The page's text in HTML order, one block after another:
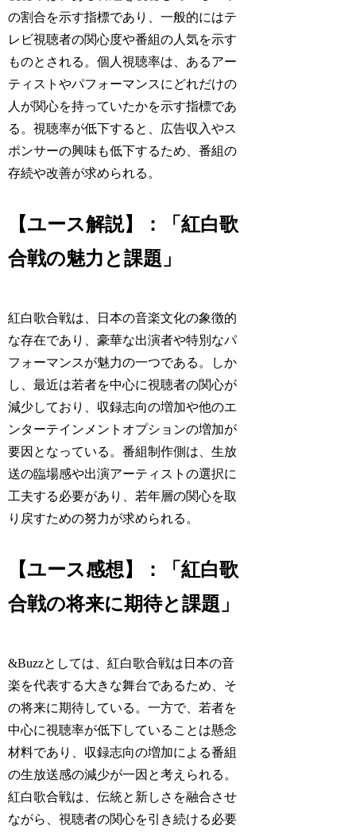
の割合を示す指標であり、一般的にはテ
レビ視聴者の関心度や番組の人気を示す
ものとされる。個人視聴率は、あるアー
ティストやパフォーマンスにどれだけの
人が関心を持っていたかを示す指標であ
る。視聴率が低下すると、広告収入やス
ポンサーの興味も低下するため、番組の
存続や改善が求められる。
【ユース解説】：「紅白歌
合戦の魅力と課題」
紅白歌合戦は、日本の音楽文化の象徴的
な存在であり、豪華な出演者や特別なパ
フォーマンスが魅力の一つである。しか
し、最近は若者を中心に視聴者の関心が
減少しており、収録志向の増加や他のエ
ンターテインメントオプションの増加が
要因となっている。番組制作側は、生放
送の臨場感や出演アーティストの選択に
工夫する必要があり、若年層の関心を取
り戻すための努力が求められる。
【ユース感想】：「紅白歌
合戦の将来に期待と課題」
&Buzzとしては、紅白歌合戦は日本の音
楽を代表する大きな舞台であるため、そ
の将来に期待している。一方で、若者を
中心に視聴率が低下していることは懸念
材料であり、収録志向の増加による番組
の生放送感の減少が一因と考えられる。
紅白歌合戦は、伝統と新しさを融合させ
ながら、視聴者の関心を引き続ける必要